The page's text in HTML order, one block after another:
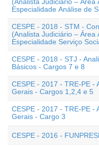
Especialidade Análise de
CESPE - 2018 - STM -
(Analista Judiciário – Área
Especialidade Serviço
CESPE - 2018 - STJ -
Básicos - Cargos 7 e 8
CESPE - 2017 - TRE-PE -
Gerais - Cargos 1,2,4 e 5
CESPE - 2017 - TRE-PE -
Gerais - Cargo 3
CESPE - 2016 -